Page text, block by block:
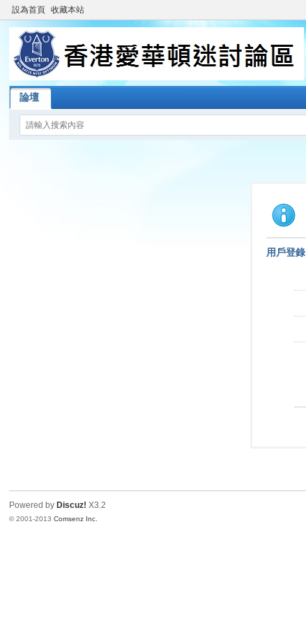
設為首頁 收藏本站
論壇
用戶登錄
Powered by Discuz! X3.2
© 2001-2013Comsenz Inc.